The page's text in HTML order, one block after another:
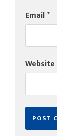
Email*
Website